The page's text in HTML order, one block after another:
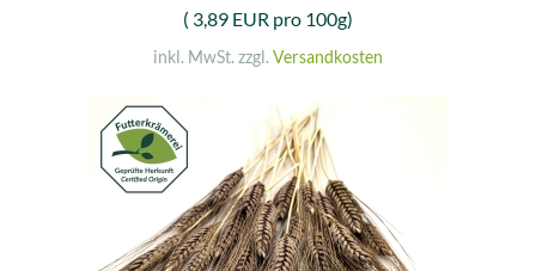
( 3,89 EUR pro 100g)
inkl. MwSt. zzgl. Versandkosten